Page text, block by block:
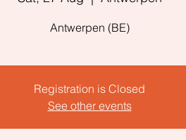
Antwerpen (BE)
Registration is Closed
See other events